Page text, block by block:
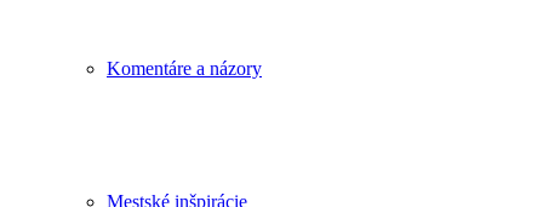
Komentáre a názory
Mestské inšpirácie